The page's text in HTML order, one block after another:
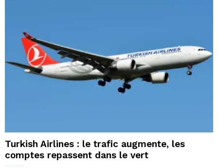
Turkish Airlines : le trafic augmente, les
comptes repassent dans le vert